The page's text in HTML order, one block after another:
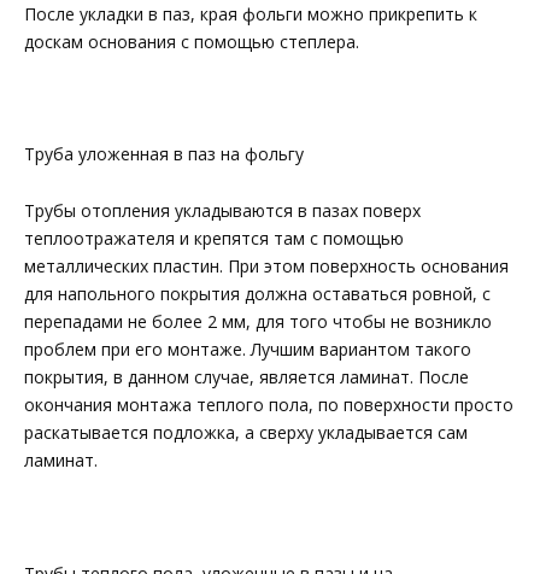
После укладки в паз, края фольги можно прикрепить к
доскам основания с помощью степлера.
Труба уложенная в паз на фольгу
Трубы отопления укладываются в пазах поверх
теплоотражателя и крепятся там с помощью
металлических пластин. При этом поверхность основания
для напольного покрытия должна оставаться ровной, с
перепадами не более 2 мм, для того чтобы не возникло
проблем при его монтаже. Лучшим вариантом такого
покрытия, в данном случае, является ламинат. После
окончания монтажа теплого пола, по поверхности просто
раскатывается подложка, а сверху укладывается сам
ламинат.